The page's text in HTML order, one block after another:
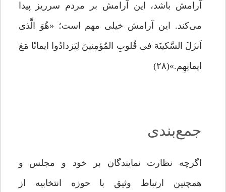
آرامش باشد، این آرامش بر مردم سرریز پیدا
می‌کند. این آرامش خیلی مهم است؛ «هُوَ الَّذی
اَنزَلَ السَّکینَهَ فی قُلوبِ المُؤمِنینَ لِیَزدادُوا ایمانًا مَعَ
ایمانِهِم.»(۲۸)
جمع‌بندی
اگرچه نظارت نمایندگان بر خود و مجلس و
همچنین ارتباط وثیق با حوزه انتخابیه از